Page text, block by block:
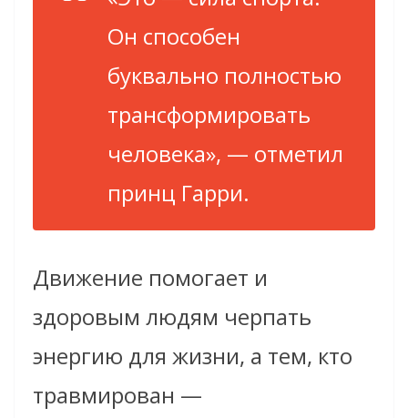
Он способен
буквально полностью
трансформировать
человека», — отметил
принц Гарри.
Движение помогает и
здоровым людям черпать
энергию для жизни, а тем, кто
травмирован —